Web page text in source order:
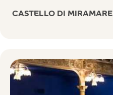
CASTELLO DI MIRAMARE